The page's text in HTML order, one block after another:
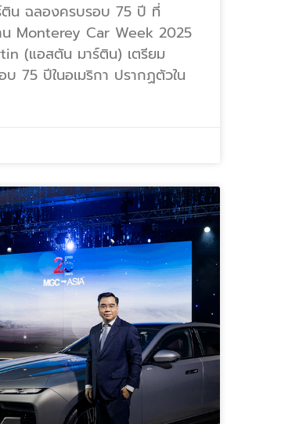
น ฉลองครบรอบ 75 ปี ที่
น Monterey Car Week 2025
(แอสตัน มาร์ติน) เตรียม
75 ปีในอเมริกา ปรากฏตัวใน